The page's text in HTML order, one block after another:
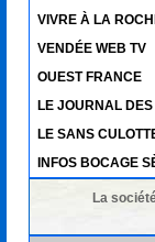
VIVRE À LA
VENDÉE WEB TV
OUEST FRANCE
LE JOURNAL
LE SANS
INFOS BOCAGE
La